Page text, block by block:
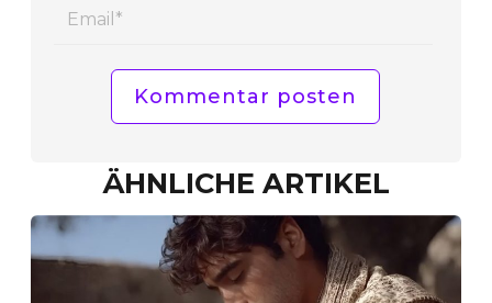
ÄHNLICHE ARTIKEL